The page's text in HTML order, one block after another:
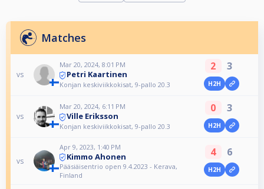
Matches
vs
Mar 20, 2024, 8:01 PM
Petri Kaartinen
Konjan keskiviikkokisat, 9-pallo 20.3
2 3
H2H
vs
Mar 20, 2024, 6:11 PM
Ville Eriksson
Konjan keskiviikkokisat, 9-pallo 20.3
0 3
H2H
vs
Apr 9, 2023, 1:40 PM
Kimmo Ahonen
Pääsiäisentrio open 9.4.2023 - Kerava,
Finland
4 6
H2H